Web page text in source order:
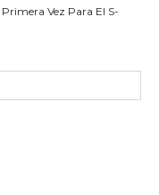
Vez Para El S-